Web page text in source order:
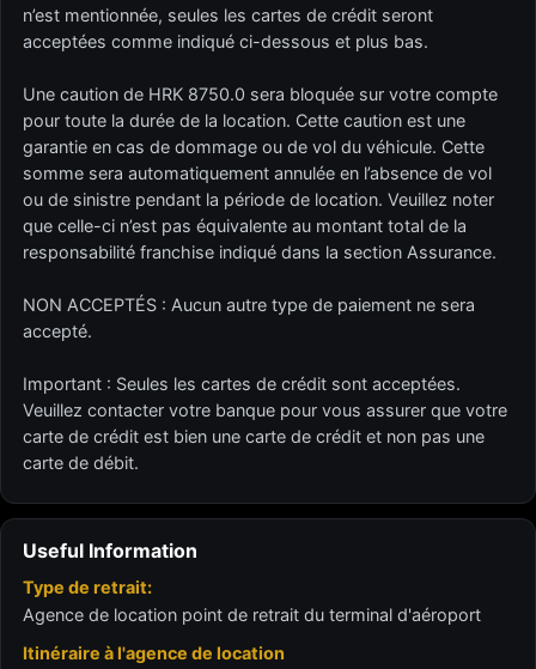
n’est mentionnée, seules les cartes de crédit seront
acceptées comme indiqué ci-dessous et plus bas.
Une caution de HRK 8750.0 sera bloquée sur votre compte
pour toute la durée de la location. Cette caution est une
garantie en cas de dommage ou de vol du véhicule. Cette
somme sera automatiquement annulée en l’absence de vol
ou de sinistre pendant la période de location. Veuillez noter
que celle-ci n’est pas équivalente au montant total de la
responsabilité franchise indiqué dans la section Assurance.
NON ACCEPTÉS : Aucun autre type de paiement ne sera
accepté.
Important : Seules les cartes de crédit sont acceptées.
Veuillez contacter votre banque pour vous assurer que votre
carte de crédit est bien une carte de crédit et non pas une
carte de débit.
Useful Information
Type de retrait:
Agence de location point de retrait du terminal d'aéroport
Itinéraire à l'agence de location